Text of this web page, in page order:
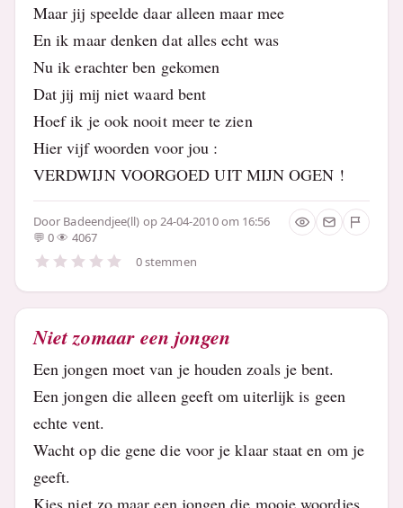
Maar jij speelde daar alleen maar mee
En ik maar denken dat alles echt was
Nu ik erachter ben gekomen
Dat jij mij niet waard bent
Hoef ik je ook nooit meer te zien
Hier vijf woorden voor jou :
VERDWIJN VOORGOED UIT MIJN OGEN !
Door Badeendjee(ll) op 24-04-2010 om 16:56
0
4067
0 stemmen
Niet zomaar een jongen
Een jongen moet van je houden zoals je bent.
Een jongen die alleen geeft om uiterlijk is geen
echte vent.
Wacht op die gene die voor je klaar staat en om je
geeft.
Kies niet zo maar een jongen die mooie woordjes